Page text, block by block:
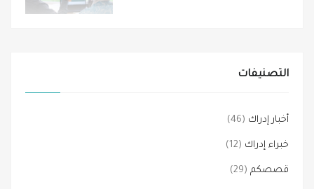
التصنيفات
أخبار إدراك (46)
خبراء إدراك (12)
قصصكم (29)